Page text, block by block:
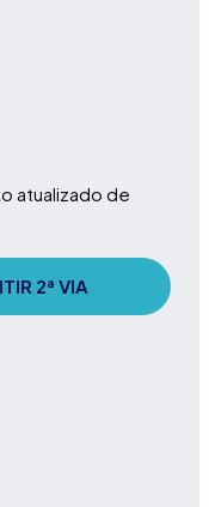
atualizado de
2ª VIA